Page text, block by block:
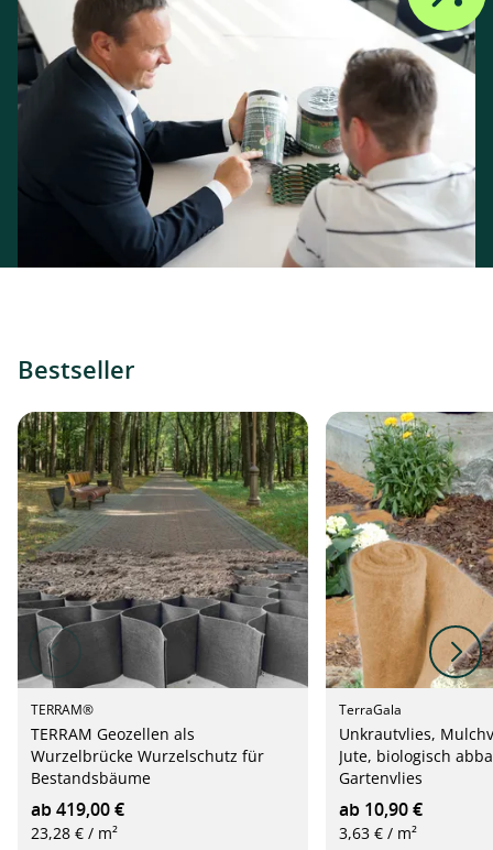
Bestseller
TERRAM®
TERRAM Geozellen als
Wurzelbrücke Wurzelschutz für
Bestandsbäume
ab 419,00 €
23,28 € / m²
TerraGala
Unkrautvlies,
Jute, biologisch
Gartenvlies
ab 10,90 €
3,63 € / m²